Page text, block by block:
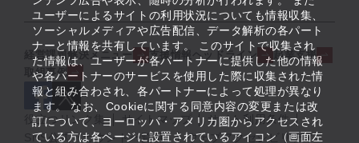
ユーザーによるサイトの利用状況についても情報収集、
ソーシャルメディアや広告配信、データ解析の各パート
ナーと情報を共有しています。 このサイトで収集され
た情報は、ユーザーが各パートナーに提供した他の情報
や各パートナーのサービスを使用した際に収集された情
報と組み合わされ、各パートナーによって処理が異なり
ます。 なお、Cookieに関する同意内容の変更または改
訂について、ヨーロッパ・アメリカ圏からアクセスされ
ている方は各ページに設置されているアイコン（画面左
経営課題解決メニュー 支援情報ヘッドライン
起業支援
取組事例
役立つリンク集 サイトマップ
サイト利用条件
SNS公式アカウント一覧
ウェブアクセシビリティ